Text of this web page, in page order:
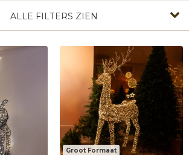
ALLE FILTERS ZIEN
Groot Formaat